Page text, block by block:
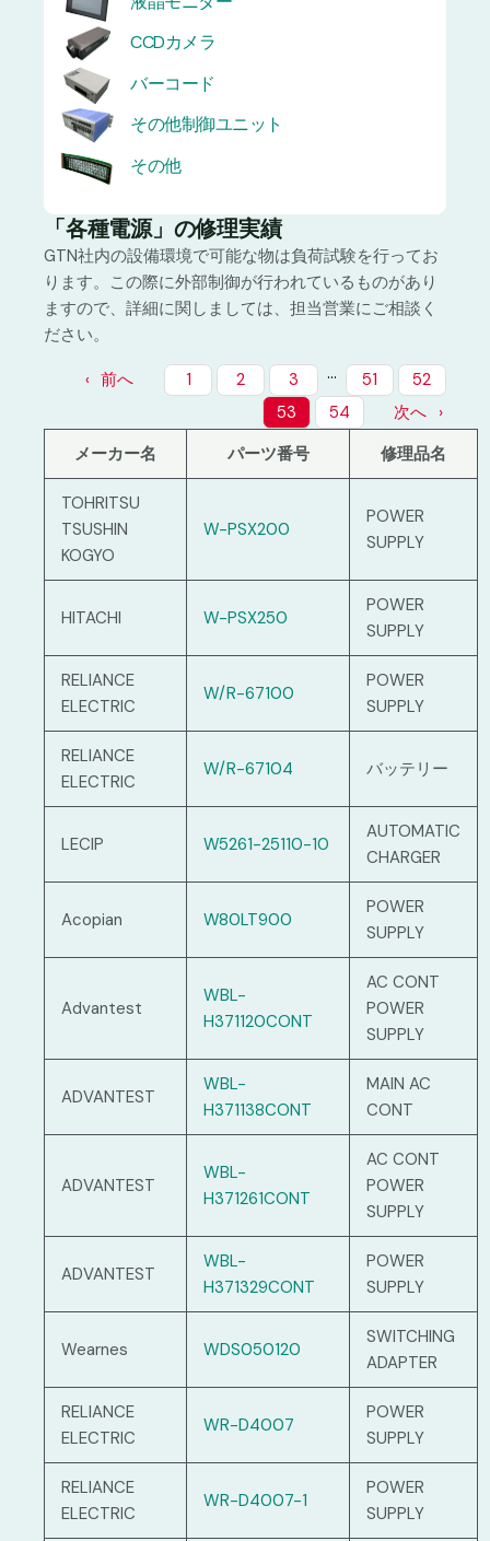
CCDカメラ
バーコード
その他制御ユニット
その他
「各種電源」の修理実績
GTN社内の設備環境で可能な物は負荷試験を行ってお
ります。この際に外部制御が行われているものがあり
ますので、詳細に関しましては、担当営業にご相談く
ださい。
前へ 1 2 3 … 51
52
53
54
次へ
メーカー名
パーツ番号 修理品名
TOHRITSU
TSUSHIN
KOGYO
W-PSX200
POWER
SUPPLY
HITACHI W-PSX250
POWER
SUPPLY
RELIANCE
ELECTRIC
W/R-67100
POWER
SUPPLY
RELIANCE
ELECTRIC
W/R-67104 バッテリー
LECIP W5261-25110-10
AUTOMATIC
CHARGER
Acopian W80LT900
POWER
SUPPLY
Advantest
WBL-
H371120CONT
AC CONT
POWER
SUPPLY
ADVANTEST
WBL-
H371138CONT
MAIN AC
CONT
ADVANTEST
WBL-
H371261CONT
AC CONT
POWER
SUPPLY
ADVANTEST
WBL-
H371329CONT
POWER
SUPPLY
Wearnes WDS050120
SWITCHING
ADAPTER
RELIANCE
ELECTRIC
WR-D4007
POWER
SUPPLY
RELIANCE
ELECTRIC
WR-D4007-1
POWER
SUPPLY